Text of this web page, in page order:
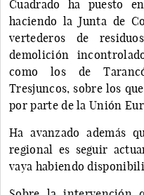
Cuadrado ha puesto
haciendo la Junta de
vertederos de
demolición
como los de
Tresjuncos, sobre los
por parte de la Unión
Ha avanzado además
regional es seguir
vaya habiendo